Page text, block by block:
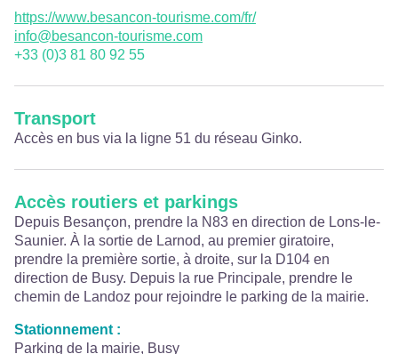
https://www.besancon-tourisme.com/fr/
info@besancon-tourisme.com
+33 (0)3 81 80 92 55
Transport
Accès en bus via la ligne 51 du réseau Ginko.
Accès routiers et parkings
Depuis Besançon, prendre la N83 en direction de Lons-le-
Saunier. À la sortie de Larnod, au premier giratoire,
prendre la première sortie, à droite, sur la D104 en
direction de Busy. Depuis la rue Principale, prendre le
chemin de Landoz pour rejoindre le parking de la mairie.
Stationnement :
Parking de la mairie, Busy